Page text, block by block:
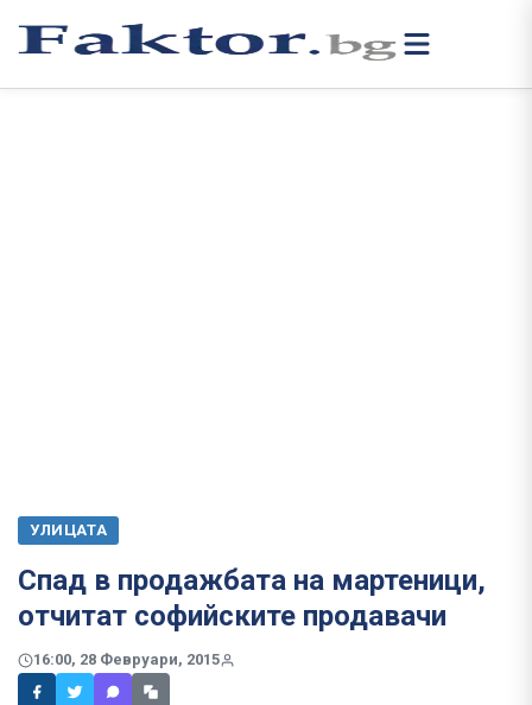
УЛИЦАТА
Спад в продажбата на мартеници,
отчитат софийските продавачи
16:00, 28 Февруари, 2015